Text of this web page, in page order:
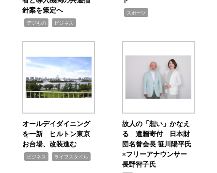
針案を策定へ
デジもの ビジネス
スポーツ
オールデイダイニング
を一新 ヒルトン東京
お台場、改装進む
ビジネス ライフスタイル
故人の「想い」かなえ
る 遺贈寄付 日本財
団名誉会長 笹川陽平氏
×フリーアナウンサー
長野智子氏